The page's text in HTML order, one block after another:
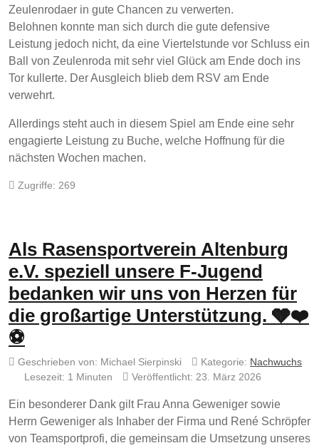
Zeulenrodaer in gute Chancen zu verwerten.
Belohnen konnte man sich durch die gute defensive
Leistung jedoch nicht, da eine Viertelstunde vor Schluss ein
Ball von Zeulenroda mit sehr viel Glück am Ende doch ins
Tor kullerte. Der Ausgleich blieb dem RSV am Ende
verwehrt.
Allerdings steht auch in diesem Spiel am Ende eine sehr
engagierte Leistung zu Buche, welche Hoffnung für die
nächsten Wochen machen.
Zugriffe: 269
Als Rasensportverein Altenburg
e.V. speziell unsere F-Jugend
bedanken wir uns von Herzen für
die großartige Unterstützung. 🩶❤️
⚽
Geschrieben von: Michael Sierpinski Kategorie: Nachwuchs
Lesezeit: 1 Minuten
Veröffentlicht: 23. März 2026
Ein besonderer Dank gilt Frau Anna Geweniger sowie
Herrn Geweniger als Inhaber der Firma und René Schröpfer
von Teamsportprofi, die gemeinsam die Umsetzung unseres